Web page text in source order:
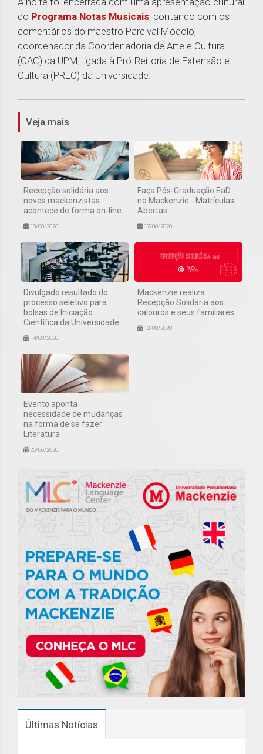
do Programa Notas Musicais, contando com os
comentários do maestro Parcival Módolo,
coordenador da Coordenadoria de Arte e Cultura
(CAC) da UPM, ligada à Pró-Reitoria de Extensão e
Cultura (PREC) da Universidade.
1
Veja mais
Recepção solidária aos
novos mackenzistas
acontece de forma on-line
18/08/2020
Faça Pós-Graduação EaD
no Mackenzie - Matrículas
Abertas
17/08/2020
Divulgado resultado do
processo seletivo para
bolsas de Iniciação
Científica da Universidade
14/08/2020
Mackenzie realiza
Recepção Solidária aos
calouros e seus familiares
12/08/2020
Evento aponta
necessidade de mudanças
na forma de se fazer
Literatura
26/06/2020
Últimas Notícias